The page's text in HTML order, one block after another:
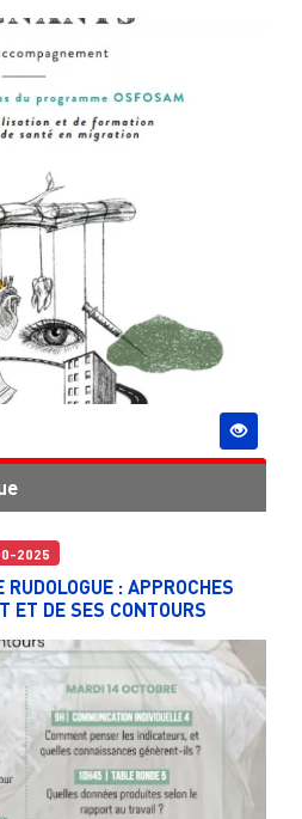
2025
RUDOLOGUE : APPROCHES
ET DE SES CONTOURS